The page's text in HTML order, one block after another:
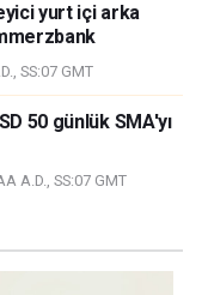
yurt içi arka
SS:07 GMT
50 günlük SMA'yı
A.D., SS:07 GMT